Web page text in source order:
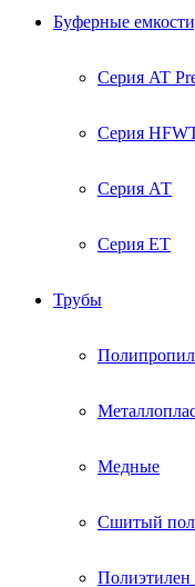
Буферные
Серия AT
Серия
Серия АТ
Серия ЕТ
Трубы
Медные
Сшитый
Полиэтилен